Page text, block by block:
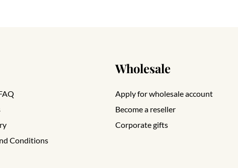
Conditions
Wholesale
Apply for wholesale account
Become a reseller
Corporate gifts